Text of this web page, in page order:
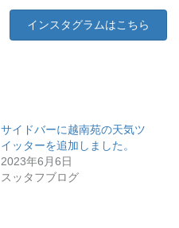
インスタグラムはこちら
サイドバーに越南苑の天気ツ
イッターを追加しました。
2023年6月6日
スッタフブログ